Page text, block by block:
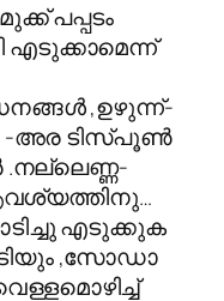
പപ്പടം
എടുക്കാമെന്ന്
,ഉഴുന്ന്-
-അര ടിസ്പൂണ്‍
എടുക്കുക
,സോഡാ